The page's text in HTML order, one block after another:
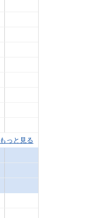
もっと見る